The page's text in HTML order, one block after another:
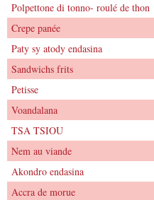
Polpettone di tonno- roulé de thon
Crepe panée
Paty sy atody endasina
Sandwichs frits
Petisse
Voandalana
TSA TSIOU
Nem au viande
Akondro endasina
Accra de morue